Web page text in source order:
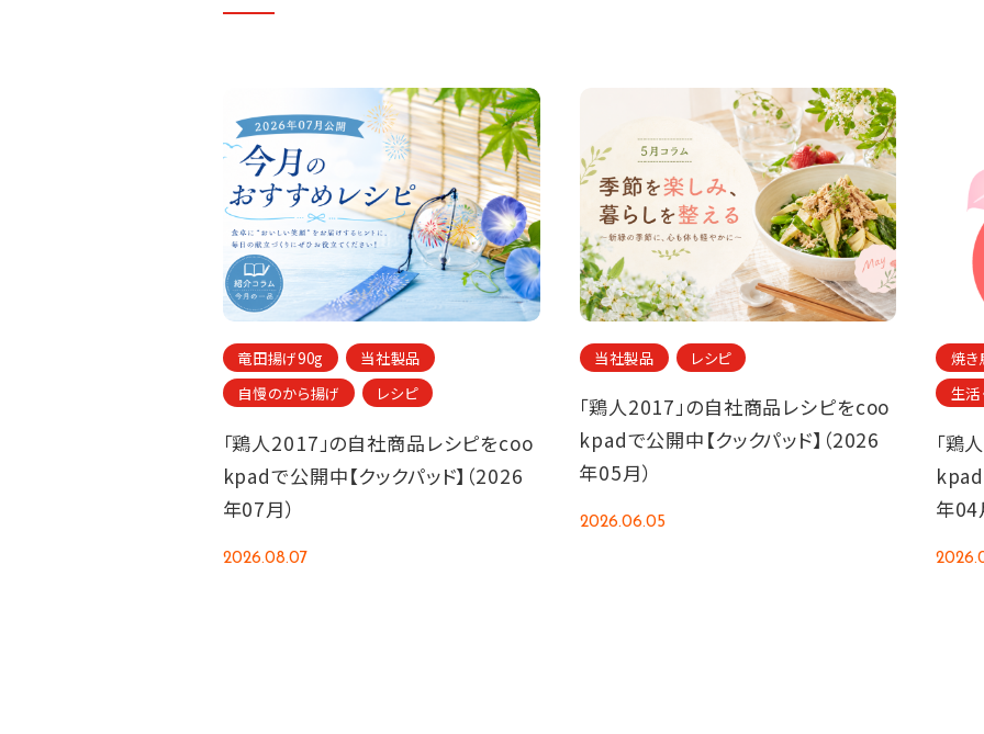
竜田揚げ90g
当社製品
自慢のから揚げ
レシピ
「鶏人2017」の自社商品レシピをcoo
kpadで公開中【クックパッド】（2026
年07月）
2026.08.07
当社製品 レシピ
「鶏人2017」の自社商品レシピをcoo
kpadで公開中【クックパッド】（2026
年05月）
2026.06.05
焼き
生活
「鶏
kpad
年04